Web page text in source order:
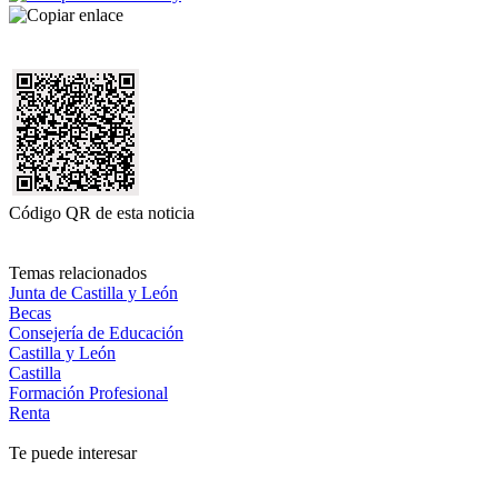
Código QR de esta noticia
Temas relacionados
Junta de Castilla y León
Becas
Consejería de Educación
Castilla y León
Castilla
Formación Profesional
Renta
Te puede interesar